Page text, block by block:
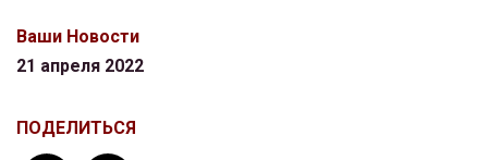
Ваши Новости
21 апреля 2022
ПОДЕЛИТЬСЯ